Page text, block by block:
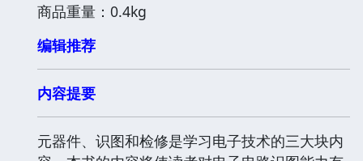
商品重量：0.4kg
编辑推荐
内容提要
元器件、识图和检修是学习电子技术的三大块内